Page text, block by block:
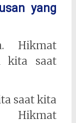
yang
Hikmat
kita saat
saat kita